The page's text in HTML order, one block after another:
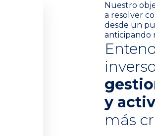
Nuestro
a resolver
desde un
anticipando
y
más